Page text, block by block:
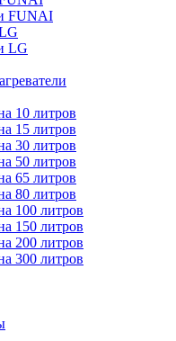
FUNAI
LG
10 литров
15 литров
30 литров
50 литров
65 литров
80 литров
100 литров
150 литров
200 литров
300 литров